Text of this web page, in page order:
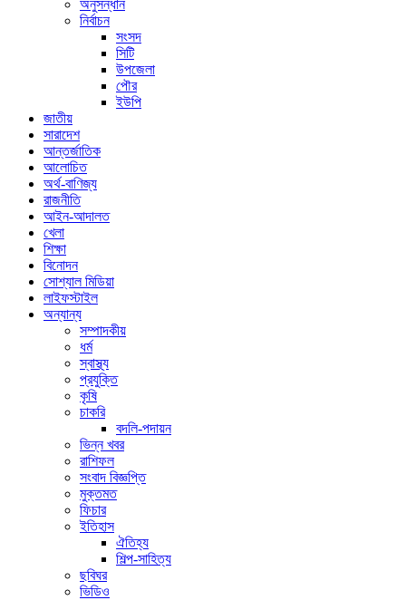
অনুসন্ধান
নির্বাচন
সংসদ
সিটি
উপজেলা
পৌর
ইউপি
জাতীয়
সারাদেশ
আন্তর্জাতিক
আলোচিত
অর্থ-বাণিজ্য
রাজনীতি
আইন-আদালত
খেলা
শিক্ষা
বিনোদন
সোশ্যাল মিডিয়া
লাইফস্টাইল
অন্যান্য
সম্পাদকীয়
ধর্ম
স্বাস্থ্য
প্রযুক্তি
কৃষি
চাকরি
বদলি-পদায়ন
ভিন্ন খবর
রাশিফল
সংবাদ বিজ্ঞপ্তি
মুক্তমত
ফিচার
ইতিহাস
ঐতিহ্য
শিল্প-সাহিত্য
ছবিঘর
ভিডিও